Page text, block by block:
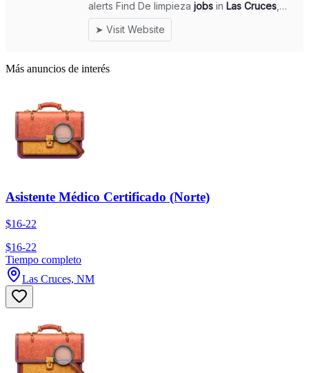
Más anuncios de interés
Asistente Médico Certificado (Norte)
$16-22
$16-22
Tiempo completo
Las Cruces, NM